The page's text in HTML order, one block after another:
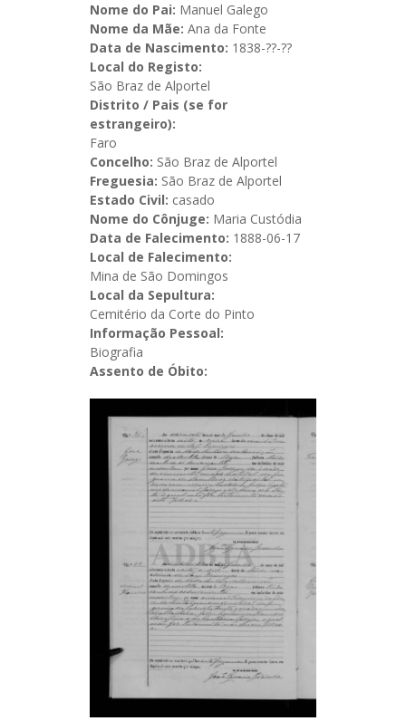
Nome do Pai: Manuel Galego
Nome da Mãe: Ana da Fonte
Data de Nascimento: 1838-??-??
Local do Registo:
São Braz de Alportel
Distrito / Pais (se for
estrangeiro):
Faro
Concelho: São Braz de Alportel
Freguesia: São Braz de Alportel
Estado Civil: casado
Nome do Cônjuge: Maria Custódia
Data de Falecimento: 1888-06-17
Local de Falecimento:
Mina de São Domingos
Local da Sepultura:
Cemitério da Corte do Pinto
Informação Pessoal:
Biografia
Assento de Óbito: